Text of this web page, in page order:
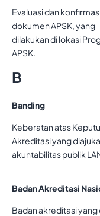
Evaluasi dan
dokumen APSK, yang
dilakukan di lokasi
APSK.
B
Banding
Keberatan atas
Akreditasi yang
akuntabilitas publik
Badan Akreditasi
Badan akreditasi